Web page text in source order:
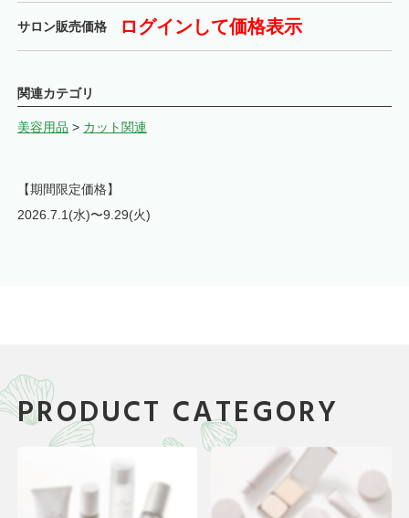
サロン販売価格 ログインして価格表示
関連カテゴリ
美容用品 > カット関連
【期間限定価格】
2026.7.1(水)〜9.29(火)
PRODUCT CATEGORY